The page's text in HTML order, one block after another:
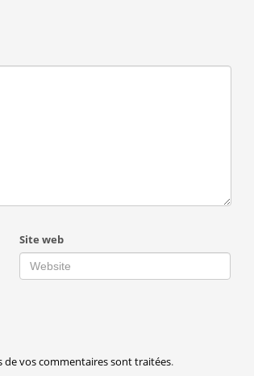
Site web
de vos commentaires sont traitées.